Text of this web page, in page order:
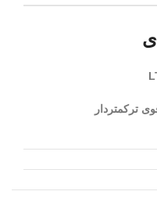
ترکمتردار